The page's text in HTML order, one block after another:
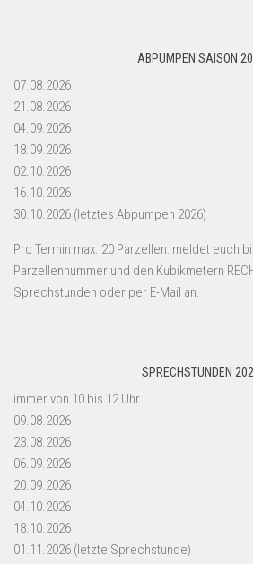
ABPUMPEN SAISON
07.08.2026
21.08.2026
04.09.2026
18.09.2026
02.10.2026
16.10.2026
30.10.2026 (letztes Abpumpen 2026)
Pro Termin max. 20 Parzellen: meldet euch
Parzellennummer und den Kubikmetern
Sprechstunden oder per E-Mail an.
SPRECHSTUNDEN
immer von 10 bis 12 Uhr
09.08.2026
23.08.2026
06.09.2026
20.09.2026
04.10.2026
18.10.2026
01.11.2026 (letzte Sprechstunde)